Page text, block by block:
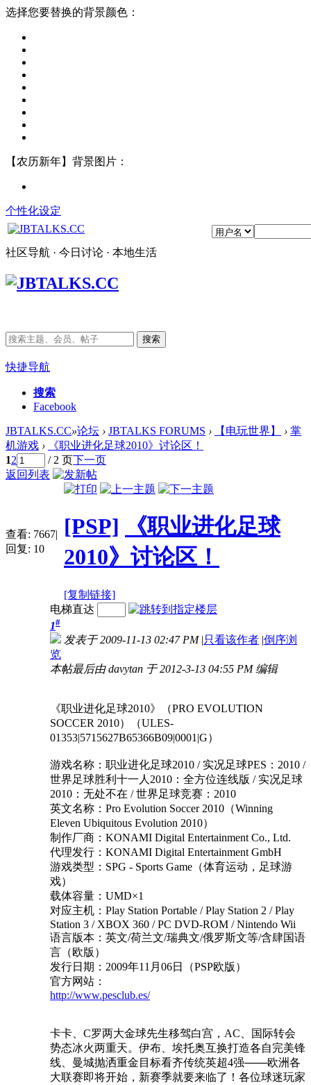
选择您要替换的背景颜色：
【农历新年】背景图片：
个性化设定
社区导航 · 今日讨论 · 本地生活
搜索
快捷导航
搜索
Facebook
JBTALKS.CC»论坛 › JBTALKS FORUMS › 【电玩世界】 › 掌
机游戏 ›
《职业进化足球2010》讨论区！
12 / 2 页下一页
返回列表
查看: 7667|
回复: 10
[PSP]
《职业进化足球
2010》讨论区！
[复制链接]
电梯直达
1#
发表于 2009-11-13 02:47 PM |只看该作者 |倒序浏
览
本帖最后由 davytan 于 2012-3-13 04:55 PM 编辑
《职业进化足球2010》（PRO EVOLUTION
SOCCER 2010）（ULES-
01353|5715627B65366B09|0001|G）
游戏名称：职业进化足球2010 / 实况足球PES：2010 /
世界足球胜利十一人2010：全方位连线版 / 实况足球
2010：无处不在 / 世界足球竞赛：2010
英文名称：Pro Evolution Soccer 2010（Winning
Eleven Ubiquitous Evolution 2010）
制作厂商：KONAMI Digital Entertainment Co., Ltd.
代理发行：KONAMI Digital Entertainment GmbH
游戏类型：SPG - Sports Game（体育运动，足球游
戏）
载体容量：UMD×1
对应主机：Play Station Portable / Play Station 2 / Play
Station 3 / XBOX 360 / PC DVD-ROM / Nintendo Wii
语言版本：英文/荷兰文/瑞典文/俄罗斯文等/含肆国语
言（欧版）
发行日期：2009年11月06日（PSP欧版）
官方网站：
http://www.pesclub.es/
卡卡、C罗两大金球先生移驾白宫，AC、国际转会
势态冰火两重天。伊布、埃托奥互换打造各自完美锋
线、曼城抛洒重金目标看齐传统英超4强───欧洲各
大联赛即将开始，新赛季就要来临了！各位球迷玩家